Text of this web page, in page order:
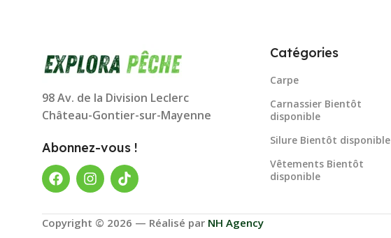
98 Av. de la Division Leclerc
Château-Gontier-sur-Mayenne
Abonnez-vous !
Catégories
Carpe
Carnassier Bientôt
disponible
Silure Bientôt disponible
Vêtements Bientôt
disponible
Copyright © 2026 — Réalisé par NH Agency